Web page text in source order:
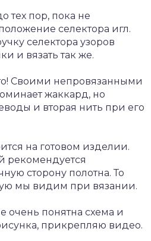
тех пор, пока не
селектора игл.
селектора узоров
и вязать так же.
Своими непровязанными
жаккард, но
и вторая нить при его
на готовом изделии.
рекомендуется
сторону полотна. То
мы видим при вязании.
очень понятна схема и
прикрепляю видео.